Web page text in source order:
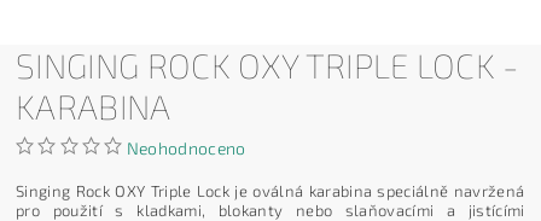
SINGING ROCK OXY TRIPLE LOCK -
KARABINA
Neohodnoceno
Singing Rock OXY Triple Lock je oválná karabina speciálně navržená
pro použití s kladkami, blokanty nebo slaňovacími a jistícími